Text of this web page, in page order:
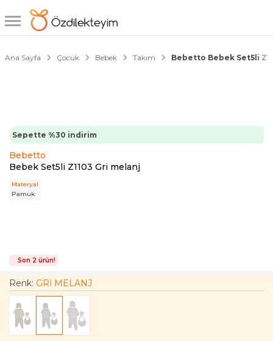
Ana Sayfa Çocuk Bebek Takım Bebetto Bebek Set5li
Sepette %30 indirim
Bebetto
Bebek Set5li Z1103 Gri melanj
Materyal
Pamuk
1/2
Son 2 ürün!
Renk: GRİ MELANJ